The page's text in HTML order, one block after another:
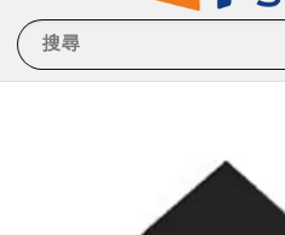
搜尋